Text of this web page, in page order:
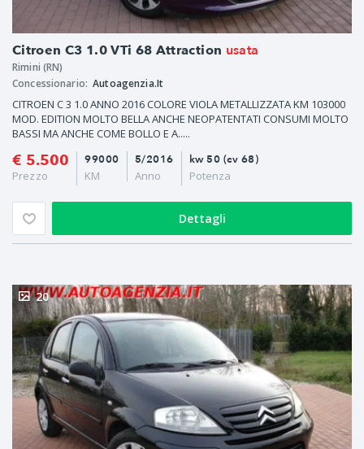
Citroen C3 1.0 VTi 68 Attraction usata
Rimini (RN)
Concessionario: Autoagenzia.It
CITROEN C 3 1.0 ANNO 2016 COLORE VIOLA METALLIZZATA KM 103000
MOD. EDITION MOLTO BELLA ANCHE NEOPATENTATI CONSUMI MOLTO
BASSI MA ANCHE COME BOLLO E A.....
€ 5.500
Prezzo
5/2016
Anno
99000
KM
kw 50 (cv 68)
Potenza
Dettagli
20